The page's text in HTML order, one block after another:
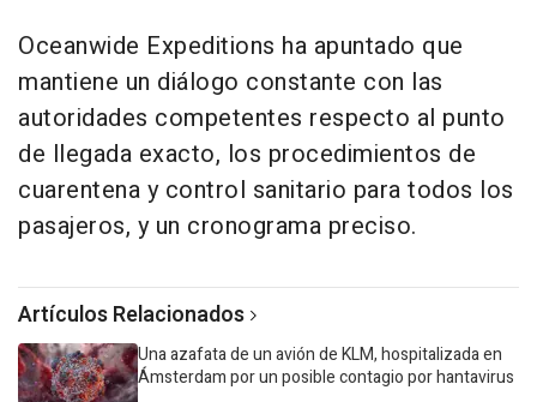
Oceanwide Expeditions ha apuntado que
mantiene un diálogo constante con las
autoridades competentes respecto al punto
de llegada exacto, los procedimientos de
cuarentena y control sanitario para todos los
pasajeros, y un cronograma preciso.
Artículos Relacionados
Una azafata de un avión de KLM, hospitalizada en
Ámsterdam por un posible contagio por hantavirus